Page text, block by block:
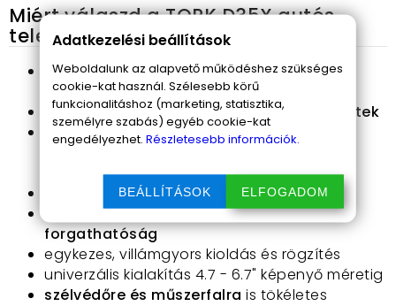
Miért válaszd a TOPK D35X autós
telefontartót?
prémium anyaghasználat,hő- és UV-álló
műanyag
rázkódás és karcolások elleniszilikon betétek
elképesztően erős ésmosható nano gél
tapadókorong
tapadást biztosít
teleszkópos kar, ami 13.5 cm-ig kihúzható
240 fokos dönthetőség, 360 fokos
forgathatóság
egykezes, villámgyors kioldás és rögzítés
univerzális kialakítás 4.7 - 6.7" képenyő méretig
szélvédőre és műszerfalra is tökéletes
Adatkezelési beállítások
Weboldalunk az alapvető működéshez szükséges
cookie-kat használ. Szélesebb körű
funkcionalitáshoz (marketing, statisztika,
személyre szabás) egyéb cookie-kat
engedélyezhet. Részletesebb információk.
BEÁLLÍTÁSOK ELFOGADOM